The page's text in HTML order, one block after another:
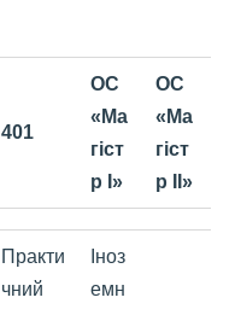
401
ОС
«Ма
гіст
р І»
ОС
«Ма
гіст
р ІІ»
Практи
чний
Іноз
емн